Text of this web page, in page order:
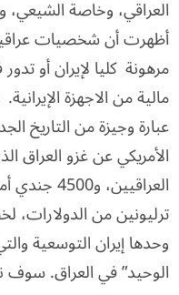
العراقي، وخاصة الشيعي،
أظهرت أن شخصيات
مرهونة كليا لإيران أو
مالية من الاجهزة
عبارة وجيزة من التاريخ
الأمريكي عن غزو العراق
ترليونين من الدولارات،
وحدها إيران التوسعية
الوحيد” في العراق.